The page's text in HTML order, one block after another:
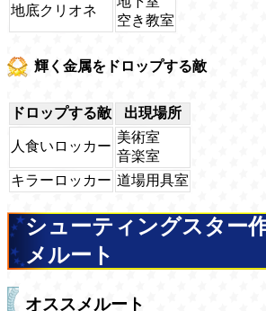
地底クリオネ
空き教室
輝く金属をドロップする敵
ドロップする敵 出現場所
人食いロッカー
美術室
音楽室
キラーロッカー 道場用具室
シューティングスター
メルート
オススメルート